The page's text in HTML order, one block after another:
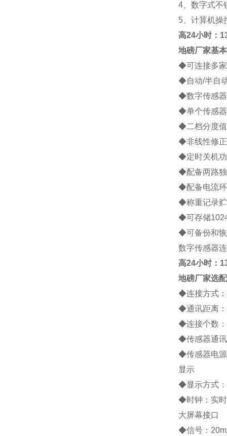
4、数字式不
5、计算机操
高24小时：
地磅厂家基
◆可连接多
◆自动/半自
◆数字传感
◆单个传感
◆二档分度
◆非线性修
◆定时关机
◆配备两路
◆配备电流
◆称重记录
◆可存储
◆可备份和
数字传感器
高24小时：
地磅厂家选
◆连接方式：
◆通讯距离
◆连接个数：
◆传感器通
◆传感器电
显示
◆显示方式：
◆时钟：实
大屏幕接口
◆信号：